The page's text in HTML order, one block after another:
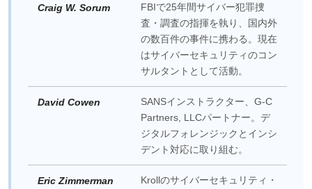
Craig W. Sorum
FBIで25年間サイバー犯罪捜
査・調査の指揮を執り、国内外
の数百件の事件に携わる。現在
はサイバーセキュリティのコン
サルタントとして活動。
David Cowen
SANSインストラクター、G-C
Partners, LLCパートナー。デ
ジタルフォレンジックとインシ
デント対応に取り組む。
Eric Zimmerman
Krollのサイバーセキュリティ・